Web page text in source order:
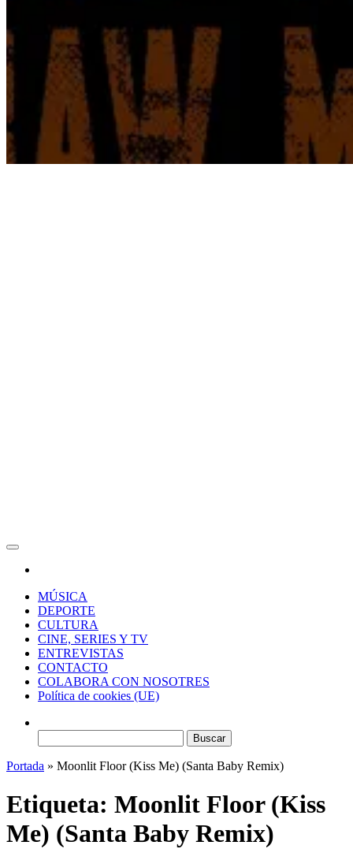
MÚSICA
DEPORTE
CULTURA
CINE, SERIES Y TV
ENTREVISTAS
CONTACTO
COLABORA CON NOSOTRES
Política de cookies (UE)
Portada » Moonlit Floor (Kiss Me) (Santa Baby Remix)
Etiqueta: Moonlit Floor (Kiss
Me) (Santa Baby Remix)